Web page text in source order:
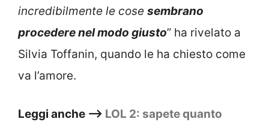
incredibilmente le cose sembrano
procedere nel modo giusto” ha rivelato a
Silvia Toffanin, quando le ha chiesto come
va l’amore.
Leggi anche –> LOL 2: sapete quanto